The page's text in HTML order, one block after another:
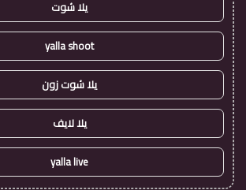
يلا شوت
yalla shoot
يلا شوت زون
يلا لايف
yalla live